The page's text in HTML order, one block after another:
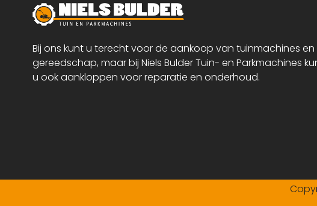
Bij ons kunt u terecht voor de aankoop van tuinmachines en
gereedschap, maar bij Niels Bulder Tuin- en Parkmachines
u ook aankloppen voor reparatie en onderhoud.